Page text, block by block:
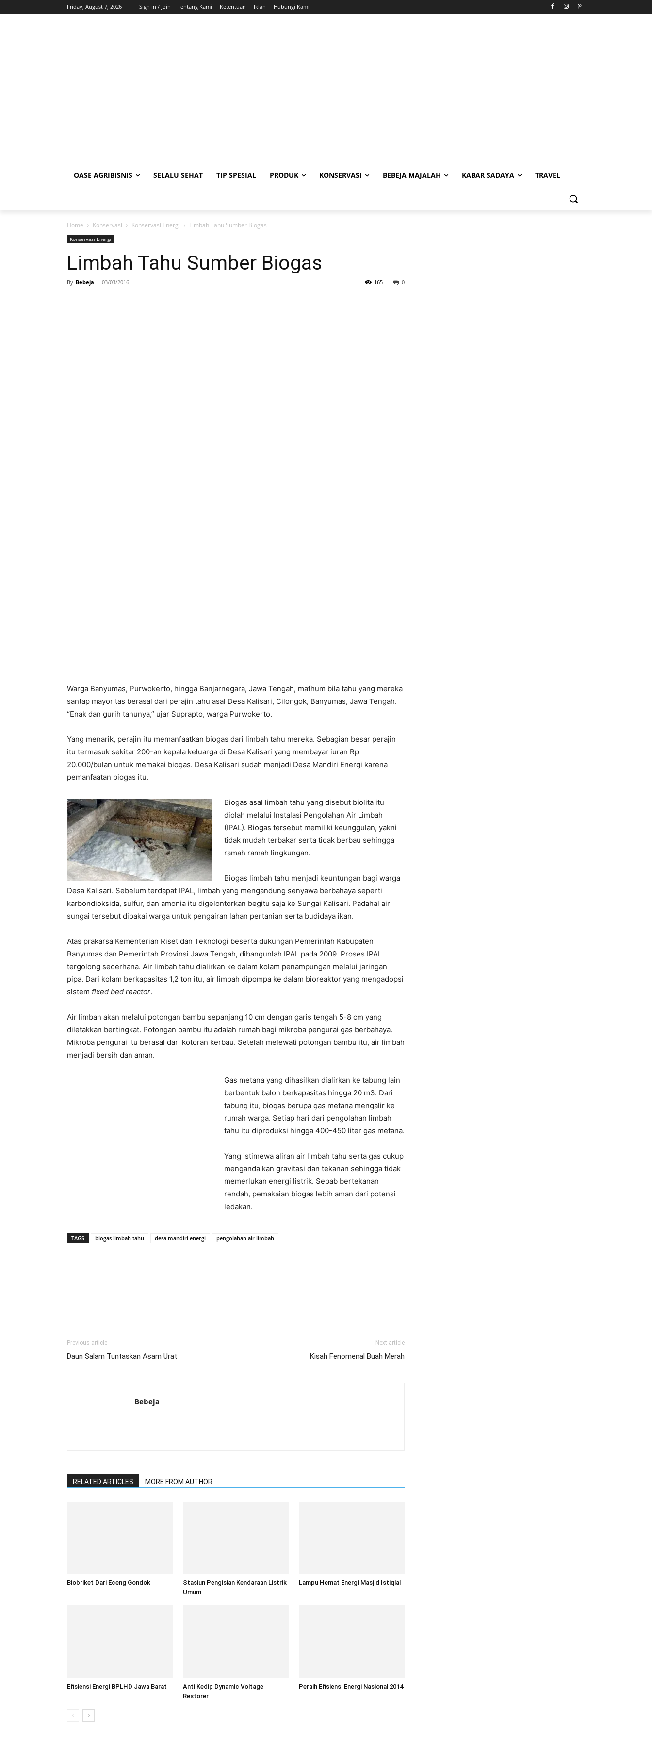
Friday, August 7, 2026 Sign in / Join Tentang Kami Ketentuan Iklan Hubungi Kami
OASE AGRIBISNIS SELALU SEHAT TIP SPESIAL PRODUK KONSERVASI BEBEJA MAJALAH KABAR SADAYA TRAVEL
Home Konservasi Konservasi Energi Limbah Tahu Sumber Biogas
Konservasi Energi
Limbah Tahu Sumber Biogas
By Bebeja - 03/03/2016 0
165
Warga Banyumas, Purwokerto, hingga Banjarnegara, Jawa Tengah, mafhum bila tahu yang mereka
santap mayoritas berasal dari perajin tahu asal Desa Kalisari, Cilongok, Banyumas, Jawa Tengah.
“Enak dan gurih tahunya,” ujar Suprapto, warga Purwokerto.
Yang menarik, perajin itu memanfaatkan biogas dari limbah tahu mereka. Sebagian besar perajin
itu termasuk sekitar 200-an kepala keluarga di Desa Kalisari yang membayar iuran Rp
20.000/bulan untuk memakai biogas. Desa Kalisari sudah menjadi Desa Mandiri Energi karena
pemanfaatan biogas itu.
Biogas asal limbah tahu yang disebut biolita itu
diolah melalui Instalasi Pengolahan Air Limbah
(IPAL). Biogas tersebut memiliki keunggulan, yakni
tidak mudah terbakar serta tidak berbau sehingga
ramah ramah lingkungan.
Biogas limbah tahu menjadi keuntungan bagi warga
Desa Kalisari. Sebelum terdapat IPAL, limbah yang mengandung senyawa berbahaya seperti
karbondioksida, sulfur, dan amonia itu digelontorkan begitu saja ke Sungai Kalisari. Padahal air
sungai tersebut dipakai warga untuk pengairan lahan pertanian serta budidaya ikan.
Atas prakarsa Kementerian Riset dan Teknologi beserta dukungan Pemerintah Kabupaten
Banyumas dan Pemerintah Provinsi Jawa Tengah, dibangunlah IPAL pada 2009. Proses IPAL
tergolong sederhana. Air limbah tahu dialirkan ke dalam kolam penampungan melalui jaringan
pipa. Dari kolam berkapasitas 1,2 ton itu, air limbah dipompa ke dalam bioreaktor yang mengadopsi
sistem fixed bed reactor.
Air limbah akan melalui potongan bambu sepanjang 10 cm dengan garis tengah 5-8 cm yang
diletakkan bertingkat. Potongan bambu itu adalah rumah bagi mikroba pengurai gas berbahaya.
Mikroba pengurai itu berasal dari kotoran kerbau. Setelah melewati potongan bambu itu, air limbah
menjadi bersih dan aman.
Gas metana yang dihasilkan dialirkan ke tabung lain
berbentuk balon berkapasitas hingga 20 m3. Dari
tabung itu, biogas berupa gas metana mengalir ke
rumah warga. Setiap hari dari pengolahan limbah
tahu itu diproduksi hingga 400-450 liter gas metana.
Yang istimewa aliran air limbah tahu serta gas cukup
mengandalkan gravitasi dan tekanan sehingga tidak
memerlukan energi listrik. Sebab bertekanan
rendah, pemakaian biogas lebih aman dari potensi
ledakan.
TAGS biogas limbah tahu desa mandiri energi pengolahan air limbah
Previous article
Daun Salam Tuntaskan Asam Urat
Next article
Kisah Fenomenal Buah Merah
Bebeja
RELATED ARTICLES MORE FROM AUTHOR
Biobriket Dari Eceng Gondok
Stasiun Pengisian Kendaraan Listrik
Umum
Lampu Hemat Energi Masjid Istiqlal
Efisiensi Energi BPLHD Jawa Barat
Anti Kedip Dynamic Voltage
Restorer
Peraih Efisiensi Energi Nasional 2014